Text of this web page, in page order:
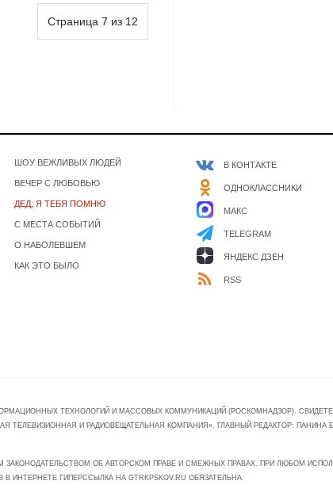
Страница 7 из 12
ШОУ ВЕЖЛИВЫХ ЛЮДЕЙ
ВЕЧЕР С ЛЮБОВЬЮ
ДЕД, Я ТЕБЯ ПОМНЮ
С МЕСТА СОБЫТИЙ
О НАБОЛЕВШЕМ
КАК ЭТО БЫЛО
В КОНТАКТЕ
ОДНОКЛАССНИКИ
МАКС
TELEGRAM
ЯНДЕКС ДЗЕН
RSS
ТЕХНОЛОГИЙ И МАССОВЫХ КОММУНИКАЦИЙ (РОСКОМНАДЗОР).
ТЕЛЕВИЗИОННАЯ И РАДИОВЕЩАТЕЛЬНАЯ КОМПАНИЯ». ГЛАВНЫЙ РЕДАКТОР: ПАНИНА
ОБ АВТОРСКОМ ПРАВЕ И СМЕЖНЫХ ПРАВАХ. ПРИ ЛЮБОМ
ГИПЕРССЫЛКА НА GTRKPSKOV.RU ОБЯЗАТЕЛЬНА.